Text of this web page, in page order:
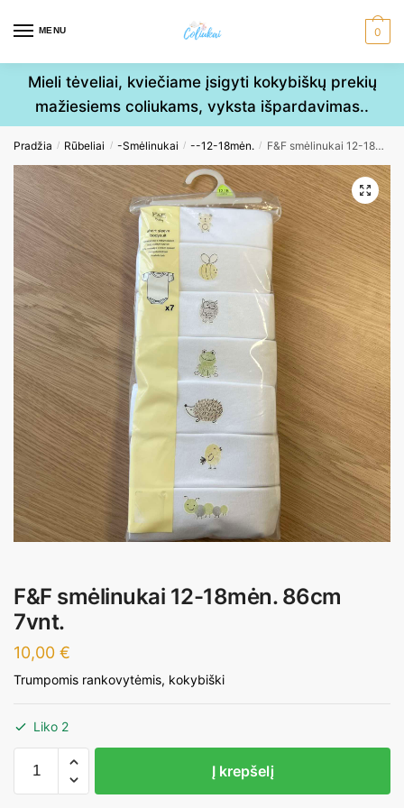
MENU 0
Mieli tėveliai, kviečiame įsigyti kokybiškų prekių
mažiesiems coliukams, vyksta išpardavimas..
Pradžia / Rūbeliai / -Smėlinukai / --12-18mėn. / F&F smėlinukai 12-18mėn. 86cm 7vnt.
F&F smėlinukai 12-18mėn. 86cm
7vnt.
10,00 €
Trumpomis rankovytėmis, kokybiški
Liko 2
kiekis:
Į krepšelį